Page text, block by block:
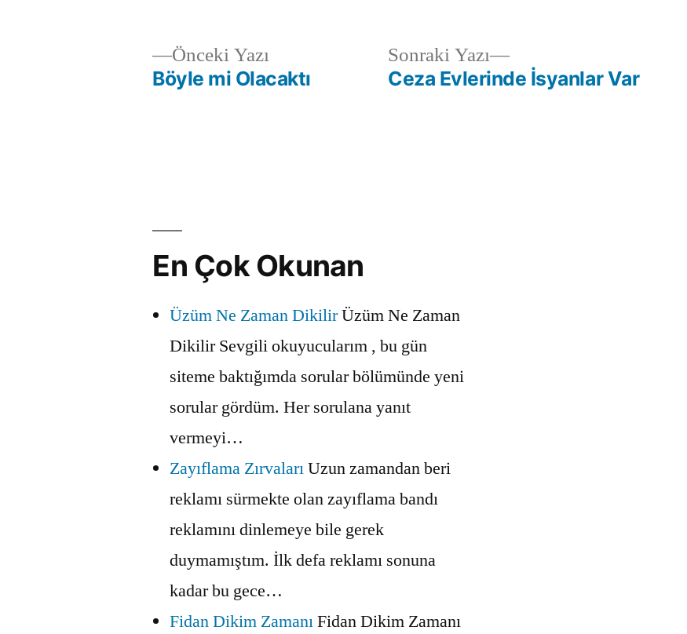
Önceki YazıÖnceki
yazı:
Böyle mi Olacaktı
Sonraki Yazı
Sonraki
yazı:
Ceza Evlerinde İsyanlar Var
En Çok Okunan
Üzüm Ne Zaman DikilirÜzüm Ne Zaman
Dikilir Sevgili okuyucularım , bu gün
siteme baktığımda sorular bölümünde yeni
sorular gördüm. Her sorulana yanıt
vermeyi…
Zayıflama ZırvalarıUzun zamandan beri
reklamı sürmekte olan zayıflama bandı
reklamını dinlemeye bile gerek
duymamıştım. İlk defa reklamı sonuna
kadar bu gece…
Fidan Dikim ZamanıFidan Dikim Zamanı